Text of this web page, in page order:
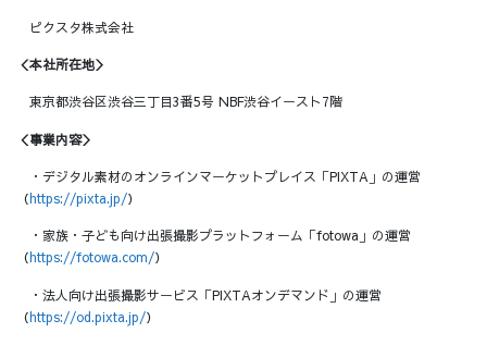
ピクスタ株式会社
＜本社所在地＞
東京都渋谷区渋谷三丁目3番5号 NBF渋谷イースト7階
＜事業内容＞
・デジタル素材のオンラインマーケットプレイス「PIXTA」の運営
（https://pixta.jp/）
・家族・子ども向け出張撮影プラットフォーム「fotowa」の運営
（https://fotowa.com/）
・法人向け出張撮影サービス「PIXTAオンデマンド」の運営
（https://od.pixta.jp/）